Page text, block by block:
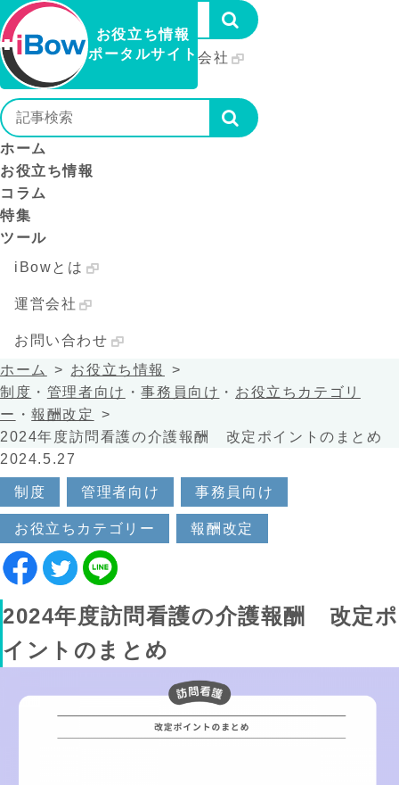
お役立ち情報
ポータルサイト
iBowとは
運営会社
お問い合わせ
ホーム
お役立ち情報
コラム
特集
ツール
iBowとは
運営会社
お問い合わせ
ホーム
お役立ち情報
制度 ・ 管理者向け ・事務員向け ・ お役立ちカテゴリ
ー ・報酬改定
2024年度訪問看護の介護報酬 改定ポイントのまとめ
2024.5.27
制度 管理者向け 事務員向け
お役立ちカテゴリー 報酬改定
2024年度訪問看護の介護報酬 改定ポ
イントのまとめ